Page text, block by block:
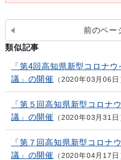
前のペー
類似記事
「第4回高知県新型コロナ
議」の開催
2020年03月06日
「第５回高知県新型コロナ
議」の開催
2020年03月31日
「第７回高知県新型コロナ
議」の開催
2020年04月17日